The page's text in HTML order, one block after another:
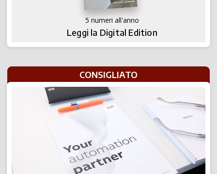
5 numeri all'anno
Leggi la Digital Edition
CONSIGLIATO